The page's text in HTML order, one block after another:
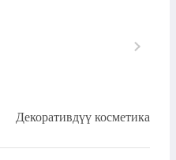
Декоративдүү косметика